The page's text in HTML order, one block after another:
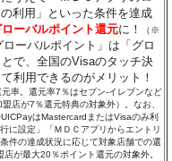
利用」といった条件を達成
ーバルポイント還元に！
（※
ーバルポイント」は「グロ
で、全国のVisaのタッチ決
利用できるのがメリット！
率。還元率7％はセブン‐イレブンなど
店が7％還元特典の対象外）。なお、
はMastercardまたはVisaのみ利
に設定」「ＭＤＣアプリからエントリ
件の達成状況に応じて対象店舗での還
が最大20％ポイント還元の対象外。